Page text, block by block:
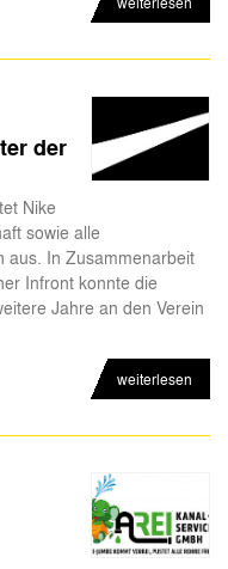
der
Nike
sowie alle
aus. In Zusammenarbeit
Infront konnte die
Jahre an den Verein
weiterlesen